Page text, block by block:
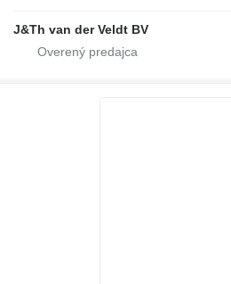
J&Th van der Veldt BV